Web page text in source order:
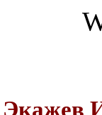
Экажев